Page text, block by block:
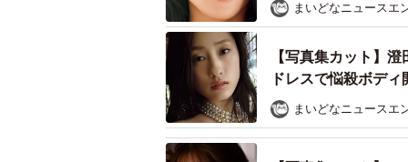
まいどなニュースエ
【写真集カット】
ドレスで悩殺ボディ
まいどなニュースエ